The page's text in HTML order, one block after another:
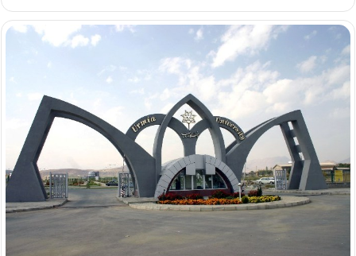
انتشار
سؤالات
کارشناسی
۹۷